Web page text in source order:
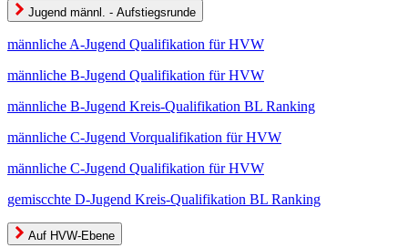
Jugend männl. - Aufstiegsrunde
männliche A-Jugend Qualifikation für HVW
männliche B-Jugend Qualifikation für HVW
männliche B-Jugend Kreis-Qualifikation BL Ranking
männliche C-Jugend Vorqualifikation für HVW
männliche C-Jugend Qualifikation für HVW
gemiscchte D-Jugend Kreis-Qualifikation BL Ranking
Auf HVW-Ebene